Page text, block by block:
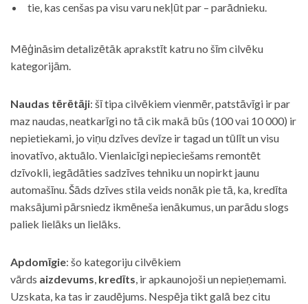
tie, kas cenšas pa visu varu nekļūt par – parādnieku.
Mēģināsim detalizētāk aprakstīt katru no šīm cilvēku
kategorijām.
Naudas tērētāji: šī tipa cilvēkiem vienmēr, patstāvīgi ir par
maz naudas, neatkarīgi no tā cik makā būs (100 vai 10 000) ir
nepietiekami, jo viņu dzīves devīze ir tagad un tūlīt un visu
inovatīvo, aktuālo. Vienlaicīgi nepieciešams remontēt
dzīvokli, iegādāties sadzīves tehniku un nopirkt jaunu
automašīnu. Šāds dzīves stila veids nonāk pie tā, ka, kredīta
maksājumi pārsniedz ikmēneša ienākumus, un parādu slogs
paliek lielāks un lielāks.
Apdomīgie: šo kategoriju cilvēkiem
vārds aizdevums, kredīts, ir apkaunojoši un nepieņemami.
Uzskata, ka tas ir zaudējums. Nespēja tikt galā bez citu